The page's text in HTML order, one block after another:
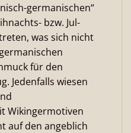
germanischen“
bzw. Jul-
was sich nicht
für den
Jedenfalls wiesen
Wikingermotiven
auf den angeblich